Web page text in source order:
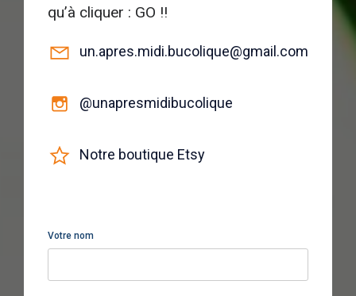
qu’à cliquer : GO !!
un.apres.midi.bucolique@gmail.com
@unapresmidibucolique
Notre boutique Etsy
Votre nom